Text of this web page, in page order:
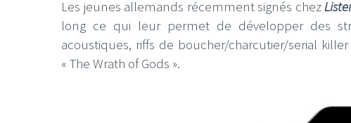
Les jeunes allemands récemment signés chez
long ce qui leur permet de développer des
acoustiques, riffs de boucher/charcutier/serial
« The Wrath of Gods ».